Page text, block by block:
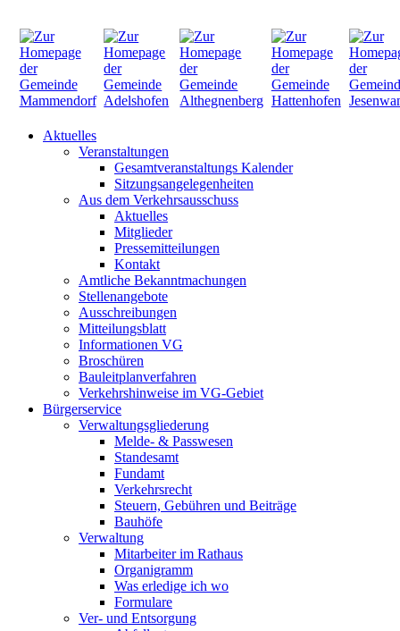
Aktuelles
Veranstaltungen
Gesamtveranstaltungs Kalender
Sitzungsangelegenheiten
Aus dem Verkehrsausschuss
Aktuelles
Mitglieder
Pressemitteilungen
Kontakt
Amtliche Bekanntmachungen
Stellenangebote
Ausschreibungen
Mitteilungsblatt
Informationen VG
Broschüren
Bauleitplanverfahren
Verkehrshinweise im VG-Gebiet
Bürgerservice
Verwaltungsgliederung
Melde- & Passwesen
Standesamt
Fundamt
Verkehrsrecht
Steuern, Gebühren und Beiträge
Bauhöfe
Verwaltung
Mitarbeiter im Rathaus
Organigramm
Was erledige ich wo
Formulare
Ver- und Entsorgung